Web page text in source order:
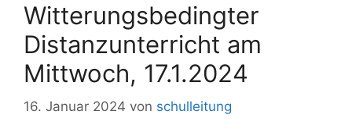
Witterungsbedingter
Distanzunterricht am
Mittwoch, 17.1.2024
16. Januar 2024 von schulleitung